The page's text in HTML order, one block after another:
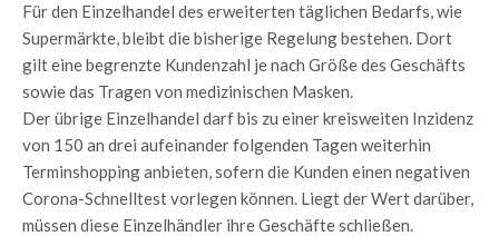
Für den Einzelhandel des erweiterten täglichen Bedarfs, wie
Supermärkte, bleibt die bisherige Regelung bestehen. Dort
gilt eine begrenzte Kundenzahl je nach Größe des Geschäfts
sowie das Tragen von medizinischen Masken.
Der übrige Einzelhandel darf bis zu einer kreisweiten Inzidenz
von 150 an drei aufeinander folgenden Tagen weiterhin
Terminshopping anbieten, sofern die Kunden einen negativen
Corona-Schnelltest vorlegen können. Liegt der Wert darüber,
müssen diese Einzelhändler ihre Geschäfte schließen.